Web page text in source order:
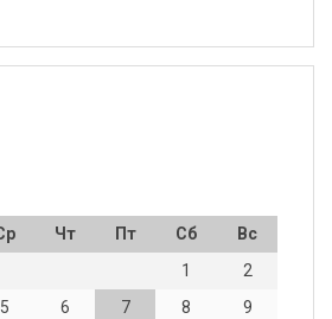
Чт Пт Сб
Вс
1
2
5 6 7 8
9